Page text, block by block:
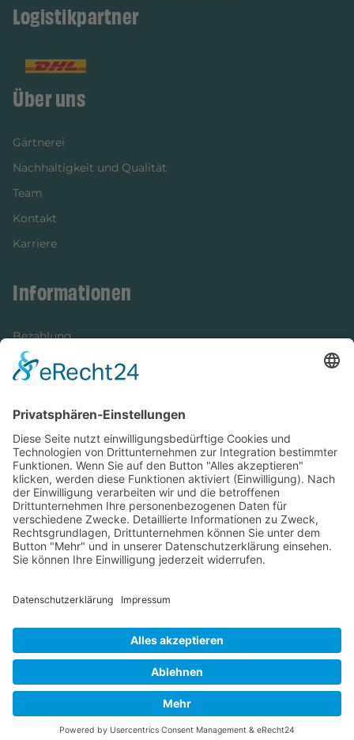
Logistikpartner
Über uns
Gärtnerei
Nachhaltigkeit und Qualität
Team
Kontakt
Karriere
Informationen
Bezahlung
Newsletter
Versandinformationen
Verfügbarkeit/Verträglichkeit
Rechtliches
Widerrufsrecht und Widerrufsformular
Impressum
Datenschutzerklärung
Cookie-Einstellungen
AGB
Streitbeilegungsstelle
Vertrag widerrufen